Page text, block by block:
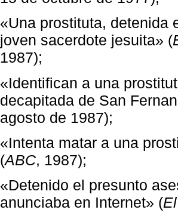
«Una prostituta, detenida
joven sacerdote jesuita» (
1987);
«Identifican a una
decapitada de San
agosto de 1987);
«Intenta matar a una
(ABC, 1987);
«Detenido el presunto
anunciaba en Internet» (